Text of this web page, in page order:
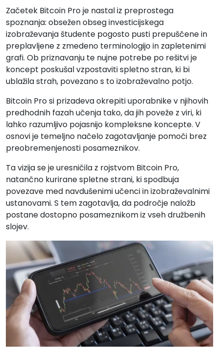
Začetek Bitcoin Pro je nastal iz preprostega
spoznanja: obsežen obseg investicijskega
izobraževanja študente pogosto pusti prepuščene in
preplavljene z zmedeno terminologijo in zapletenimi
grafi. Ob priznavanju te nujne potrebe po rešitvi je
koncept poskušal vzpostaviti spletno stran, ki bi
ublažila strah, povezano s to izobraževalno potjo.
Bitcoin Pro si prizadeva okrepiti uporabnike v njihovih
predhodnih fazah učenja tako, da jih poveže z viri, ki
lahko razumljivo pojasnijo kompleksne koncepte. V
osnovi je temeljno načelo zagotavljanje pomoči brez
preobremenjenosti posameznikov.
Ta vizija se je uresničila z rojstvom Bitcoin Pro,
natančno kurirane spletne strani, ki spodbuja
povezave med navdušenimi učenci in izobraževalnimi
ustanovami. S tem zagotavlja, da področje naložb
postane dostopno posameznikom iz vseh družbenih
slojev.